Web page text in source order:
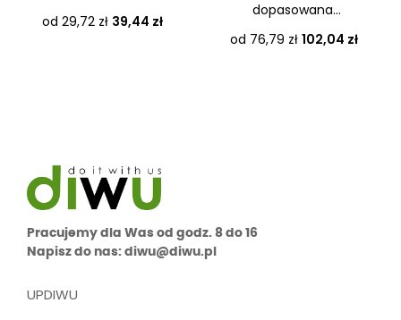
od 29,72 zł Cena
39,44 zł
dopasowana...
od 76,79 zł Cena
102,04 zł
Pracujemy dla Was od godz. 8 do 16
Napisz do nas: diwu@diwu.pl
UPDIWU